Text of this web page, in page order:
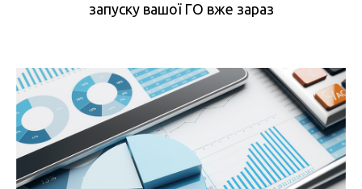
запуску вашої ГО вже зараз